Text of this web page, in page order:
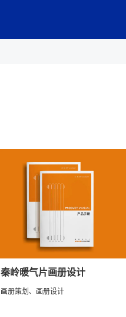
秦岭暖气片画册设计
画册策划、画册设计